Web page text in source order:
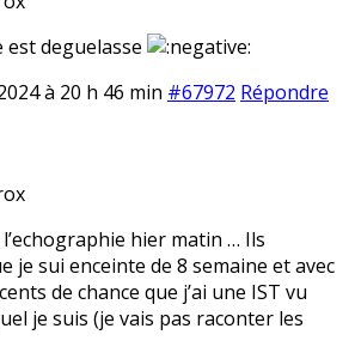
est deguelasse
à 20 h 46 min #67972 Répondre
hier matin … Ils
je sui enceinte de 8 semaine et avec
de chance que j’ai une IST vu
je suis (je vais pas raconter les